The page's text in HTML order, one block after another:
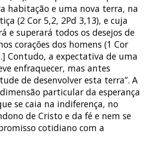
habitação e uma nova terra, na
(2 Cor 5,2, 2Pd 3,13), e cuja
e superará todos os desejos de
corações dos homens (1 Cor
Contudo, a expectativa de uma
enfraquecer, mas antes
de desenvolver esta terra”. A
particular da esperança
se caia na indiferença, no
de Cristo e da fé e nem se
cotidiano com a